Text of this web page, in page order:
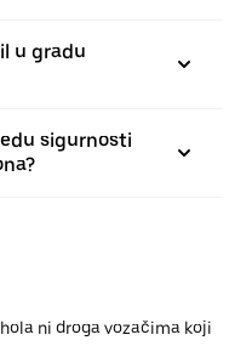
u gradu
sigurnosti
ni droga vozačima koji